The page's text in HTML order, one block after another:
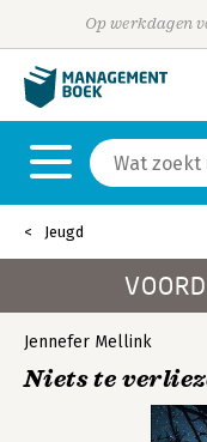
Op werkdagen
Jeugd
Jennefer Mellink
Niets te